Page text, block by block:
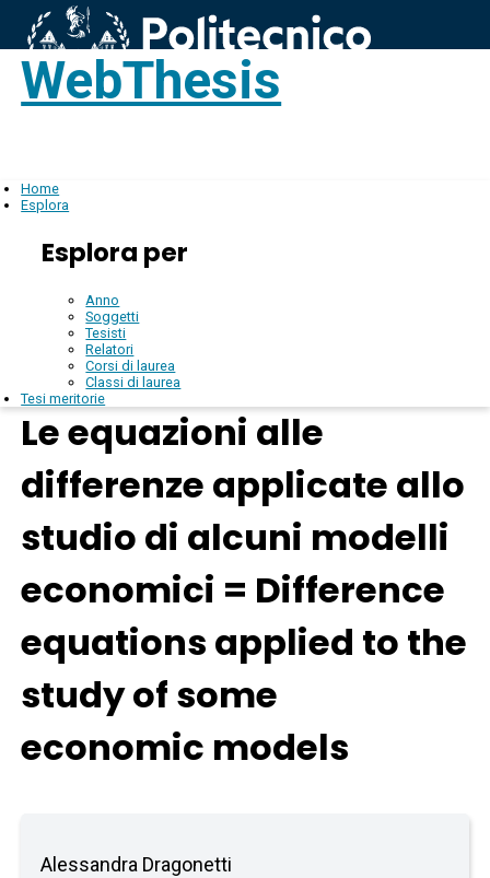
WebThesis
Home
Esplora
Esplora per
Anno
Soggetti
Tesisti
Relatori
Corsi di laurea
Classi di laurea
Tesi meritorie
Le equazioni alle
differenze applicate allo
studio di alcuni modelli
economici = Difference
equations applied to the
study of some
economic models
Alessandra Dragonetti